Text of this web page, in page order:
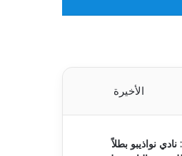
الأخيرة
نادي نواذيبو بطلاً